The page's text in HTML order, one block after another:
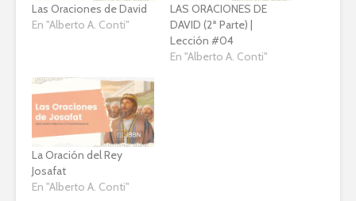
Las Oraciones de David
En "Alberto A. Conti"
LAS ORACIONES DE
DAVID (2ª Parte) |
Lección #04
En "Alberto A. Conti"
La Oración del Rey
Josafat
En "Alberto A. Conti"